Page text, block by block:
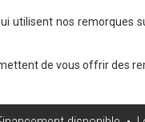
utilisent nos
de vous offrir des